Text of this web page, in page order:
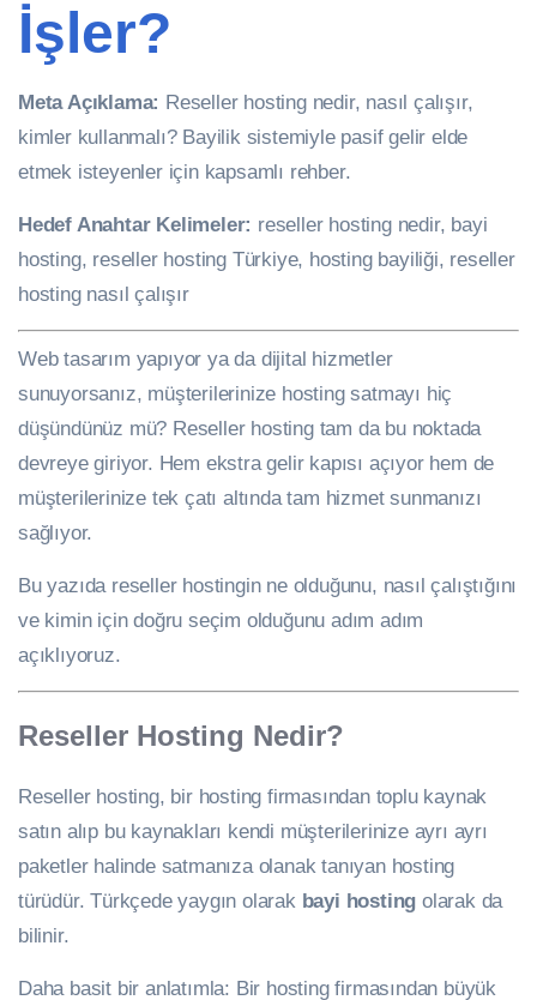
İşler?
Meta Açıklama: Reseller hosting nedir, nasıl çalışır,
kimler kullanmalı? Bayilik sistemiyle pasif gelir elde
etmek isteyenler için kapsamlı rehber.
Hedef Anahtar Kelimeler: reseller hosting nedir, bayi
hosting, reseller hosting Türkiye, hosting bayiliği, reseller
hosting nasıl çalışır
Web tasarım yapıyor ya da dijital hizmetler
sunuyorsanız, müşterilerinize hosting satmayı hiç
düşündünüz mü? Reseller hosting tam da bu noktada
devreye giriyor. Hem ekstra gelir kapısı açıyor hem de
müşterilerinize tek çatı altında tam hizmet sunmanızı
sağlıyor.
Bu yazıda reseller hostingin ne olduğunu, nasıl çalıştığını
ve kimin için doğru seçim olduğunu adım adım
açıklıyoruz.
Reseller Hosting Nedir?
Reseller hosting, bir hosting firmasından toplu kaynak
satın alıp bu kaynakları kendi müşterilerinize ayrı ayrı
paketler halinde satmanıza olanak tanıyan hosting
türüdür. Türkçede yaygın olarak bayi hosting olarak da
bilinir.
Daha basit bir anlatımla: Bir hosting firmasından büyük